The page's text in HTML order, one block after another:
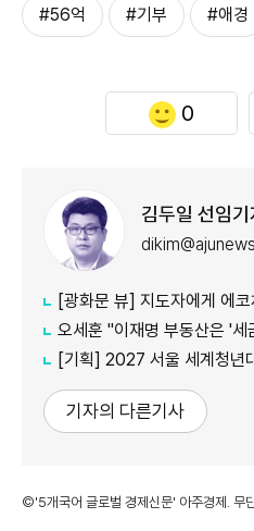
#56억 #기부 #애경
0
김두일 선임기
[광화문 뷰] 지도자에게 에
오세훈 "이재명 부동산은 '세금지옥' 정
[기획] 2027 서울 세계청년대회 D-1년…서울
기자의 다른기사
©'5개국어 글로벌 경제신문' 아주경제. 무